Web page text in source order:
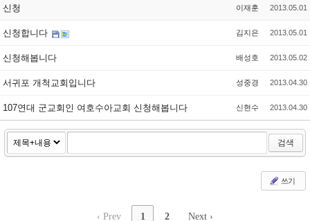
신청 이재훈 2013.05.01
신청합니다 김지은 2013.05.01
신청해봅니다 배성호 2013.05.02
서귀포 개척교회입니다 성중경 2013.04.30
107연대 군교회인 여호수아교회 신청해봅니다 신현수 2013.04.30
검색
쓰기
‹ Prev 1 2 Next ›